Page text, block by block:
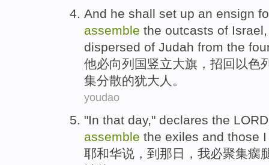
And he shall set up an ensign
assemble the outcasts of Israel
dispersed of Judah from the
他必向列国竖立大旗 ，招回 以色
集分散的犹大人 。
youdao
"In that day," declares the LORD
assemble the exiles and those
耶和华说， 到那日 ， 我必聚集瘸